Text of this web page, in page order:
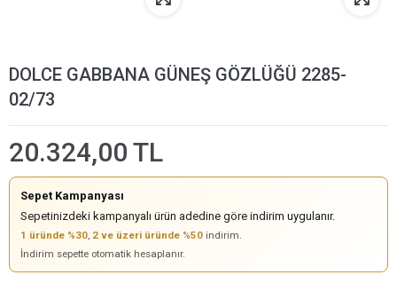
DOLCE GABBANA GÜNEŞ GÖZLÜĞÜ 2285-
02/73
20.324,00 TL
Sepet Kampanyası
Sepetinizdeki kampanyalı ürün adedine göre indirim uygulanır.
1 üründe %30, 2 ve üzeri üründe %50 indirim.
İndirim sepette otomatik hesaplanır.